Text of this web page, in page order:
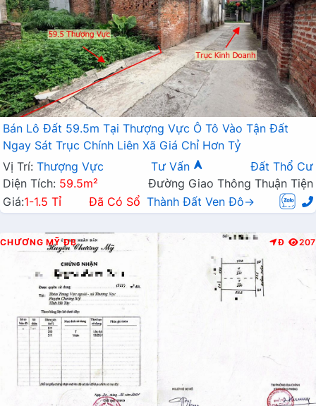
Bán Lô Đất 59.5m Tại Thượng Vực Ô Tô Vào Tận Đất
Ngay Sát Trục Chính Liên Xã Giá Chỉ Hơn Tỷ
Vị Trí: Thượng Vực Tư Vấn
Đất Thổ Cư
Diện Tích: 59.5m²
Đường Giao Thông Thuận Tiện
Giá:1-1.5 Tỉ Đã Có Sổ Thành Đất Ven Đô→
CHƯƠNG MỸ ĐB Đ 207